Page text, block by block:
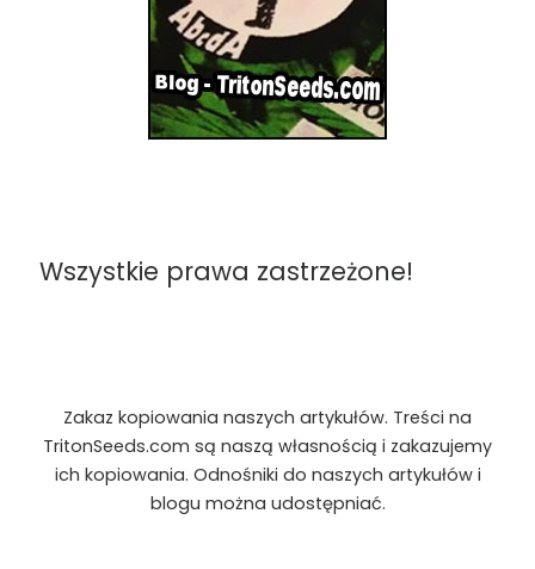
Wszystkie prawa zastrzeżone!
Zakaz kopiowania naszych artykułów. Treści na
TritonSeeds.com są naszą własnością i zakazujemy
ich kopiowania. Odnośniki do naszych artykułów i
blogu można udostępniać.